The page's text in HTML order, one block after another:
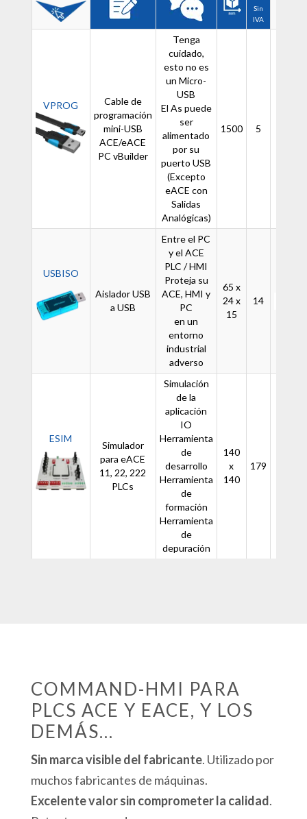
Sin
IVA
VPROG
Cable de
programación
mini-USB
ACE/eACE
PC vBuilder
Tenga
cuidado,
esto no es
un Micro-
USB
El As puede
ser
alimentado
por su
puerto USB
(Excepto
eACE con
Salidas
Analógicas)
1500 5
USBISO
Aislador USB
a USB
Entre el PC
y el ACE
PLC / HMI
Proteja su
ACE, HMI y
PC
en un
entorno
industrial
adverso
65 x
24 x
15
14
ESIM
Simulador
para eACE
11, 22, 222
PLCs
Simulación
de la
aplicación
IO
Herramienta
de
desarrollo
Herramienta
de
formación
Herramienta
de
depuración
140
x
140
179
COMMAND-HMI PARA
PLCS ACE Y EACE, Y LOS
DEMÁS…
Sin marca visible del fabricante. Utilizado por
muchos fabricantes de máquinas.
Excelente valor sin comprometer la calidad.